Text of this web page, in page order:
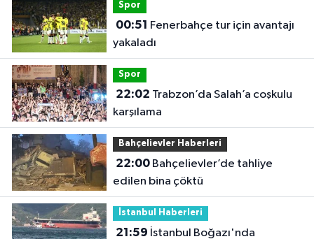
Spor
00:51
yakaladı
Spor
22:02
karşılama
Bahçelievler Haberleri
22:00Bahçelievler’de tahliye
edilen bina çöktü
İstanbul Haberleri
21:59